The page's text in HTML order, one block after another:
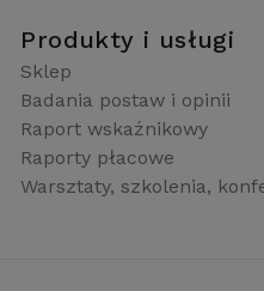
Produkty i usługi
Sklep
Badania postaw i opinii
Raport wskaźnikowy
Raporty płacowe
Warsztaty, szkolenia,